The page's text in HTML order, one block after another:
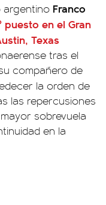
argentino Franco
puesto en el Gran
Texas
tras el
compañero de
la orden de
las repercusiones
sobrevuela
en la